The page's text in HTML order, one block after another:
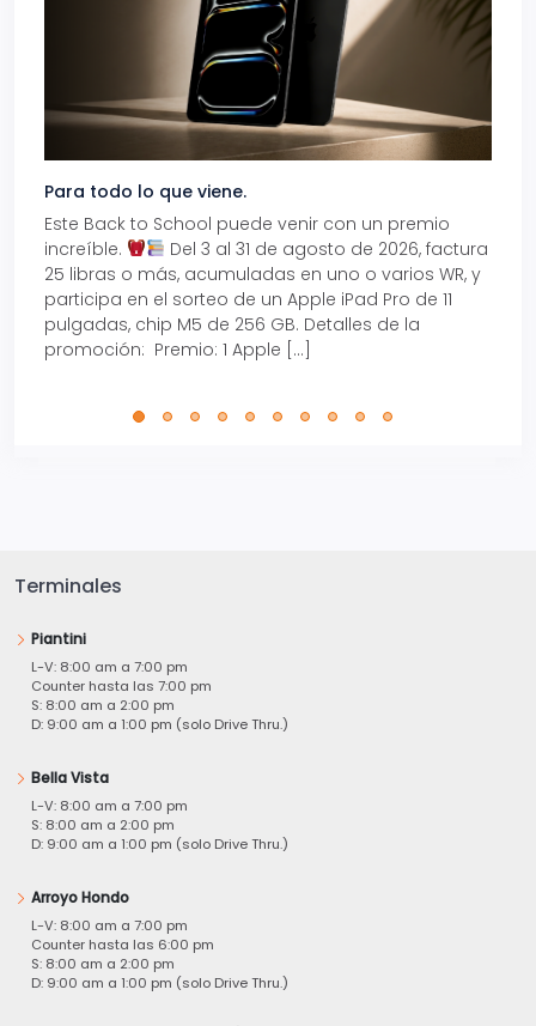
Para todo lo que viene.
Este Back to School puede venir con un premio
increíble.
Del 3 al 31 de agosto de 2026, factura
25 libras o más, acumuladas en uno o varios WR, y
participa en el sorteo de un Apple iPad Pro de 11
pulgadas, chip M5 de 256 GB. Detalles de la
promoción: Premio: 1 Apple […]
Terminales
Piantini
L-V: 8:00 am a 7:00 pm
Counter hasta las 7:00 pm
S: 8:00 am a 2:00 pm
D: 9:00 am a 1:00 pm (solo Drive Thru.)
Bella Vista
L-V: 8:00 am a 7:00 pm
S: 8:00 am a 2:00 pm
D: 9:00 am a 1:00 pm (solo Drive Thru.)
Arroyo Hondo
L-V: 8:00 am a 7:00 pm
Counter hasta las 6:00 pm
S: 8:00 am a 2:00 pm
D: 9:00 am a 1:00 pm (solo Drive Thru.)